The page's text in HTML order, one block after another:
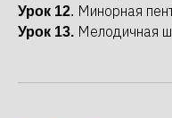
Урок 12. Минорная
Урок 13. Мелодичная